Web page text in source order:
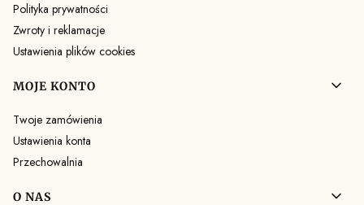
Polityka prywatności
Zwroty i reklamacje
Ustawienia plików cookies
MOJE KONTO
Twoje zamówienia
Ustawienia konta
Przechowalnia
O NAS